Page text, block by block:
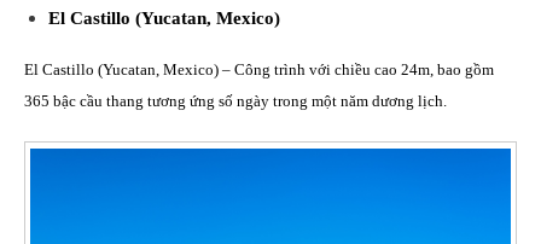
El Castillo (Yucatan, Mexico)
El Castillo (Yucatan, Mexico) – Công trình với chiều cao 24m, bao gồm
365 bậc cầu thang tương ứng số ngày trong một năm dương lịch.